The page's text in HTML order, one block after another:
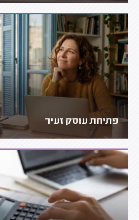
פתיחת עוסק זעיר